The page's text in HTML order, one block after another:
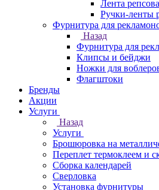
Лента
Ручки-ленты
Фурнитура для
Назад
Фурнитура для
Клипсы и бeйджи
Ножки для
Флагштоки
Бренды
Акции
Услуги
Назад
Услуги
Брошюровка на
Переплет термоклеем и
Сборка календарей
Сверловка
Установка фурнитуры